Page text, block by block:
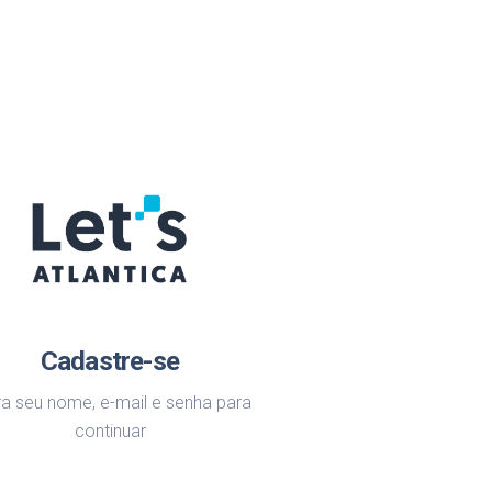
Cadastre-se
seu nome, e-mail e senha para
continuar